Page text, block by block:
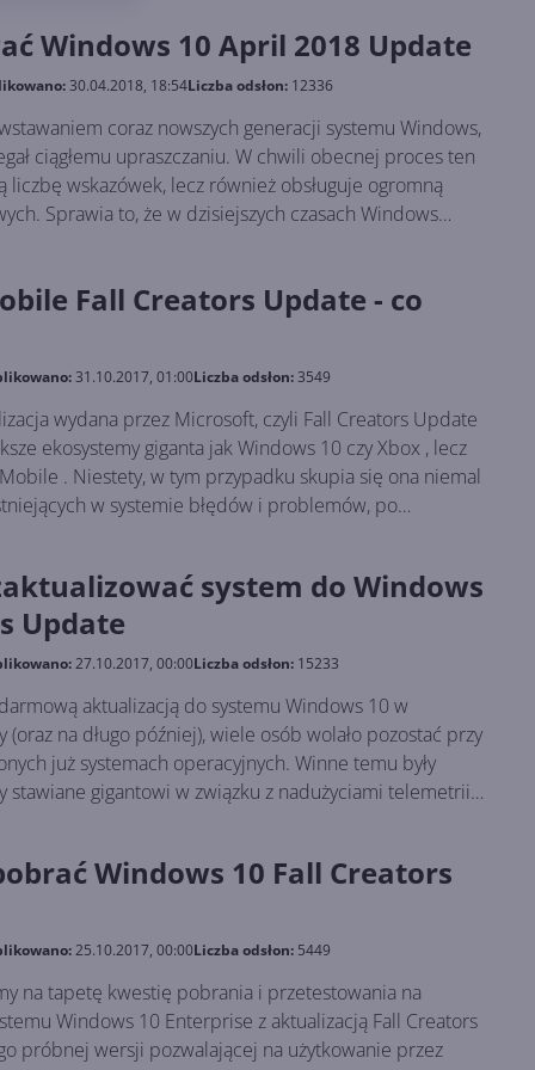
Windows 10 April 2018 Update
30.04.2018, 18:54Liczba odsłon: 12336
coraz nowszych generacji systemu Windows,
ciągłemu upraszczaniu. W chwili obecnej proces ten
wskazówek, lecz również obsługuje ogromną
Sprawia to, że w dzisiejszych czasach Windows
niepodzielnie w polskich domach. W tekście tym
dotyczące przeprowadzenia tak zwanej czystej
Fall Creators Update - co
31.10.2017, 01:00Liczba odsłon:3549
przez Microsoft, czyli Fall Creators Update
giganta jak Windows 10 czy Xbox , lecz
w systemie błędów i problemów, po
smartfonom jest jedną wielką łatką, mającą
W oczywisty sposób jest to więc raczej ukłon
z Windows 10 Mobile, niż w stronę przeciętnego
zresztą fakt, że spora część napraw poczyniona została
do dyspozycji jedynie organizacjom ( MDM ).
system do Windows
Update
27.10.2017, 00:00Liczba odsłon: 15233
aktualizacją do systemu Windows 10 w
na długo później), wiele osób wolało pozostać przy
już systemach operacyjnych. Winne temu były
stawiane gigantowi w związku z nadużyciami telemetrii
pisana jest wyłącznie z myślą o Dziesiątce, zaś
nad swoimi poprzednikami zaczęło stopniowo
darmowej aktualizacji systemu zakończył się już jakiś
W praktyce bowiem proces ten
o ile oczywiście nie będziemy mieli przed tym
podanie się za osobę korzystającą z technologii
system nie weryfikuje tego w żaden sposób
Windows 10 Fall Creators
25.10.2017, 00:00Liczba odsłon: 5449
kwestię pobrania i przetestowania na
Fall Creators
próbnej wersji pozwalającej na użytkowanie przez